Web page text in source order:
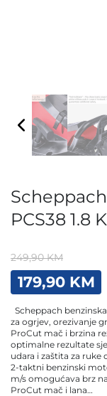
PCS38 1.8
249,90KM
Original
price
was:
249,90 KM.
179,90 KM
Scheppach
za ogrjev, orezivanje
ProCut mač i brzina
optimalne rezultate
udara i zaštita za ruke
2-taktni benzinski
m/s omogućava brz
ProCut mač i lana…